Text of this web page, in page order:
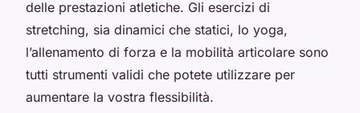
delle prestazioni atletiche. Gli esercizi di
stretching, sia dinamici che statici, lo yoga,
l’allenamento di forza e la mobilità articolare sono
tutti strumenti validi che potete utilizzare per
aumentare la vostra flessibilità.